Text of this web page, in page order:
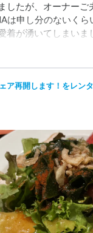
したが、オーナーご
は申し分のないく
着が湧いてしまいま
瀬戸さんと、そし
ア再開します！をレン